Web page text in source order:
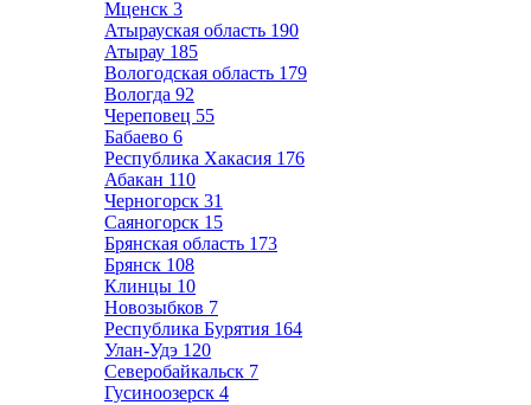
Мценск 3
Атырауская область 190
Атырау 185
Вологодская область 179
Вологда 92
Череповец 55
Бабаево 6
Республика Хакасия 176
Абакан 110
Черногорск 31
Саяногорск 15
Брянская область 173
Брянск 108
Клинцы 10
Новозыбков 7
Республика Бурятия 164
Улан-Удэ 120
Северобайкальск 7
Гусиноозерск 4